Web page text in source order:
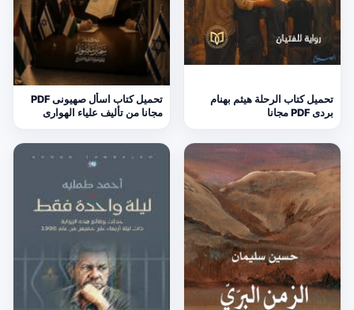
تحميل كتاب الرحلة هيثم بهنام
بردى PDF مجانا
تحميل كتاب اسأل صهيونى PDF
مجانا من تأليف علياء الهوارى